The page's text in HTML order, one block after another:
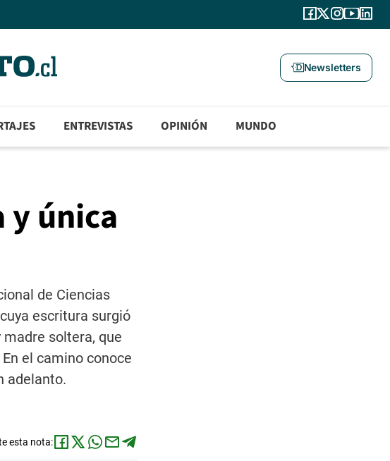
Newsletters
ENTREVISTAS OPINIÓN MUNDO
única
de Ciencias
escritura surgió
soltera, que
el camino conoce
adelanto.
esta nota: